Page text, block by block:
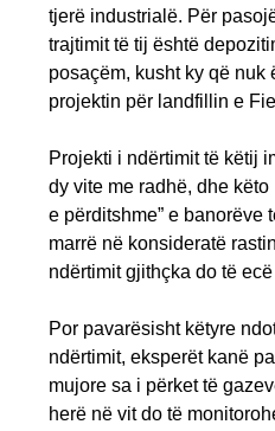
tjerë industrialë. Për
trajtimit të tij është
posaçëm, kusht ky që nuk
projektin për landfillin e
Projekti i ndërtimit të këtij
dy vite me radhë, dhe këto
e përditshme” e banorëve
marrë në konsideratë
ndërtimit gjithçka do të ecë
Por pavarësisht këtyre
ndërtimit, eksperët kanë
mujore sa i përket të
herë në vit do të